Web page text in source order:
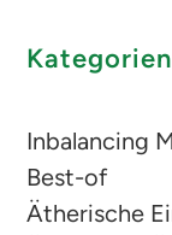
Kategorien
Inbalancing
Best-of
Ätherische